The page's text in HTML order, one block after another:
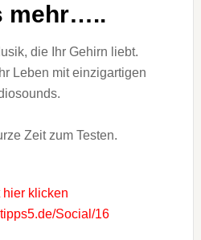
mehr…..
die Ihr Gehirn liebt.
Leben mit einzigartigen
Zeit zum Testen.
hier klicken
Social/16